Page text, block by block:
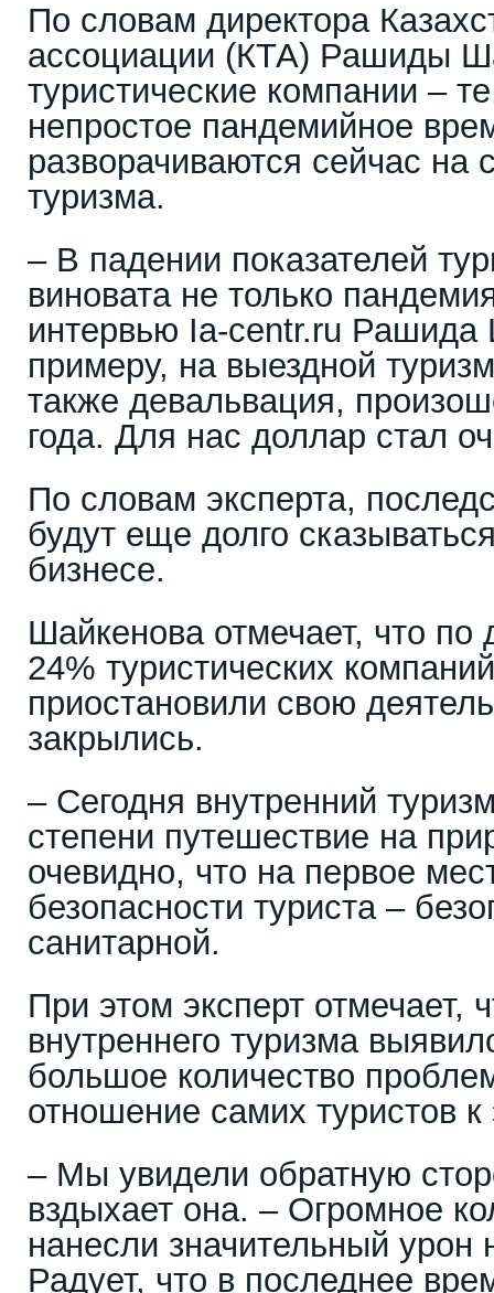
По словам директора
ассоциации (КТА) Рашиды
туристические компании –
непростое пандемийное
разворачиваются сейчас на
туризма.
– В падении показателей
виновата не только
интервью Ia-centr.ru Рашида
примеру, на выездной
также девальвация,
года. Для нас доллар стал
По словам эксперта,
будут еще долго
бизнесе.
Шайкенова отмечает, что
24% туристических
приостановили свою
закрылись.
– Сегодня внутренний
степени путешествие на
очевидно, что на первое
безопасности туриста –
санитарной.
При этом эксперт отмечает,
внутреннего туризма
большое количество
отношение самих туристов
– Мы увидели обратную
вздыхает она. – Огромное
нанесли значительный
Радует, что в последнее